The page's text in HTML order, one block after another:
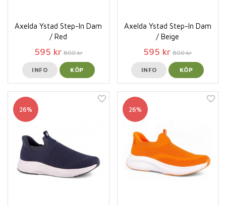
Axelda Ystad Step-In Dam
/ Red
595 kr 800 kr
INFO KÖP
Axelda Ystad Step-In Dam
/ Beige
595 kr 800 kr
INFO KÖP
26% 26%